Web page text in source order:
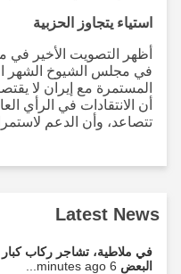
استياء يتجاوز الحزبية
أظهر التصويت الأخير في
في مجلس الشيوخ الشهر
المستمرة مع إيران لا
أن الانتقادات في الرأي
تتصاعد، وأن الدعم
Latest News
في ملاطية، تشاجر ركاب كبار
البعض6 minutes ago...